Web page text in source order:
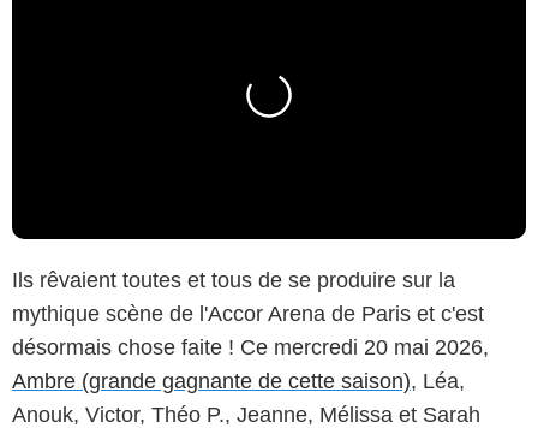
Ils rêvaient toutes et tous de se produire sur la
mythique scène de l'Accor Arena de Paris et c'est
désormais chose faite ! Ce mercredi 20 mai 2026,
Ambre (grande gagnante de cette saison), Léa,
Anouk, Victor, Théo P., Jeanne, Mélissa et Sarah